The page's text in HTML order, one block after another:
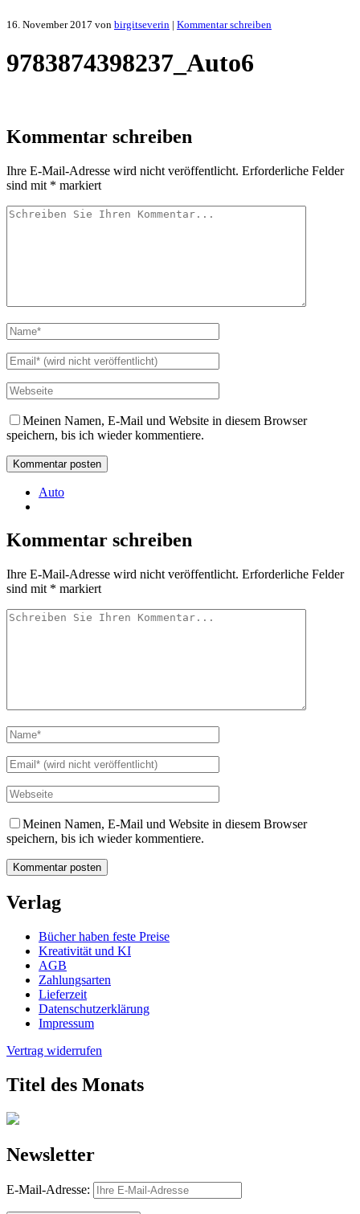
16. November 2017 von birgitseverin | Kommentar schreiben
9783874398237_Auto6
Kommentar schreiben
Ihre E-Mail-Adresse wird nicht veröffentlicht. Erforderliche Felder
sind mit * markiert
Meinen Namen, E-Mail und Website in diesem Browser
speichern, bis ich wieder kommentiere.
Auto
Kommentar schreiben
Ihre E-Mail-Adresse wird nicht veröffentlicht. Erforderliche Felder
sind mit * markiert
Meinen Namen, E-Mail und Website in diesem Browser
speichern, bis ich wieder kommentiere.
Verlag
Bücher haben feste Preise
Kreativität und KI
AGB
Zahlungsarten
Lieferzeit
Datenschutzerklärung
Impressum
Vertrag widerrufen
Titel des Monats
Newsletter
E-Mail-Adresse: